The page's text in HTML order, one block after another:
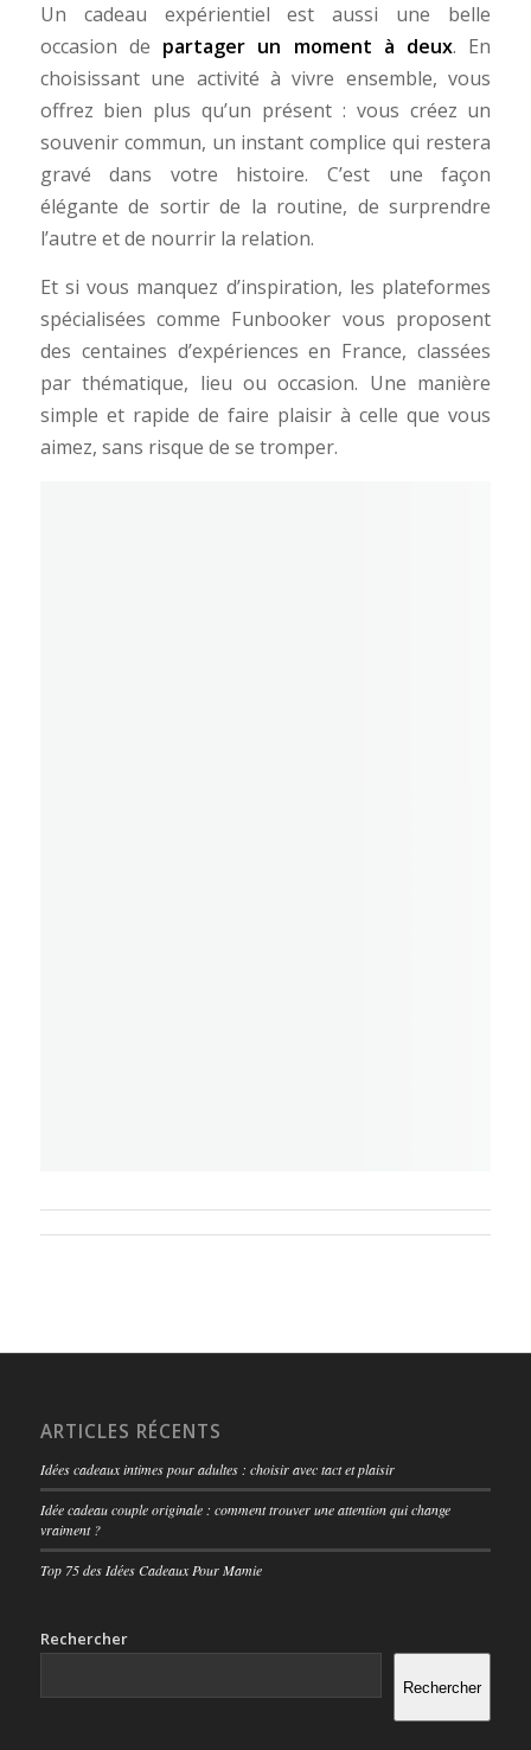
Un cadeau expérientiel est aussi une belle
occasion de partager un moment à deux. En
choisissant une activité à vivre ensemble, vous
offrez bien plus qu’un présent : vous créez un
souvenir commun, un instant complice qui restera
gravé dans votre histoire. C’est une façon
élégante de sortir de la routine, de surprendre
l’autre et de nourrir la relation.
Et si vous manquez d’inspiration, les plateformes
spécialisées comme Funbooker vous proposent
des centaines d’expériences en France, classées
par thématique, lieu ou occasion. Une manière
simple et rapide de faire plaisir à celle que vous
aimez, sans risque de se tromper.
ARTICLES RÉCENTS
Idées cadeaux intimes pour adultes : choisir avec tact et plaisir
Idée cadeau couple originale : comment trouver une attention qui change
vraiment ?
Top 75 des Idées Cadeaux Pour Mamie
Rechercher
Rechercher